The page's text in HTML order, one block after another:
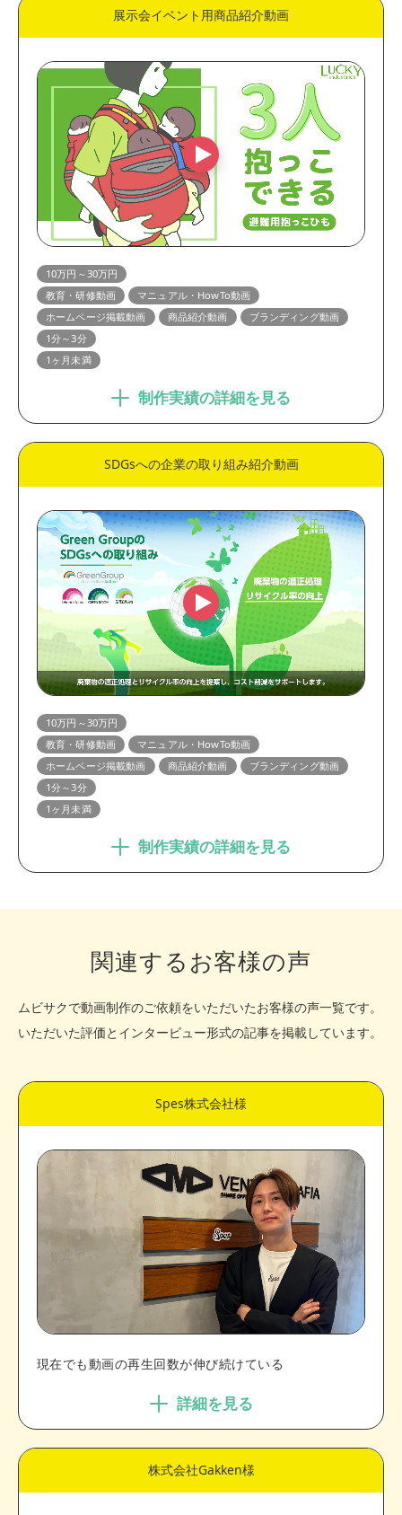
展示会イベント用商品紹介動画
10万円～30万円
教育・研修動画
マニュアル・HowTo動画
ホームページ掲載動画
商品紹介動画
ブランディング動画
1分～3分
1ヶ月未満
制作実績の詳細を見る
SDGsへの企業の取り組み紹介動画
10万円～30万円
教育・研修動画
マニュアル・HowTo動画
ホームページ掲載動画
商品紹介動画
ブランディング動画
1分～3分
1ヶ月未満
制作実績の詳細を見る
関連するお客様の声
ムビサクで動画制作のご依頼をいただいたお客様の声一覧です。
いただいた評価とインタービュー形式の記事を掲載しています。
Spes株式会社様
現在でも動画の再生回数が伸び続けている
詳細を見る
株式会社Gakken様